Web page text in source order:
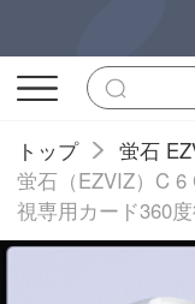
トップ
蛍石
蛍石（EZVIZ）C
視専用カード360